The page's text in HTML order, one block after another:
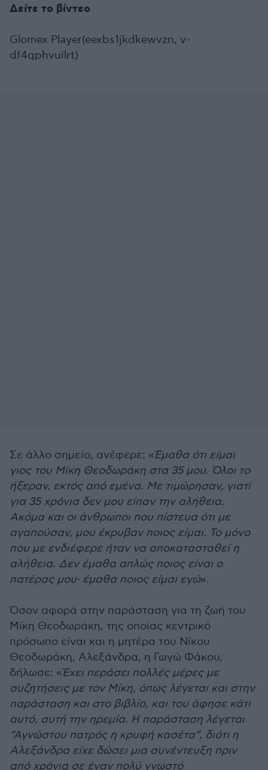
Δείτε το βίντεο
Glomex Player(eexbs1jkdkewvzn, v-
df4qphvuilrt)
Σε άλλο σημείο, ανέφερε: «Έμαθα ότι είμαι
γιος του Μίκη Θεοδωράκη στα 35 μου. Όλοι το
ήξεραν, εκτός από εμένα. Με τιμώρησαν, γιατί
για 35 χρόνια δεν μου είπαν την αλήθεια.
Ακόμα και οι άνθρωποι που πίστευα ότι με
αγαπούσαν, μου έκρυβαν ποιος είμαι. Το μόνο
που με ενδιέφερε ήταν να αποκατασταθεί η
αλήθεια. Δεν έμαθα απλώς ποιος είναι ο
πατέρας μου· έμαθα ποιος είμαι εγώ».
Όσον αφορά στην παράσταση για τη ζωή του
Μίκη Θεοδωράκη, της οποίας κεντρικό
πρόσωπο είναι και η μητέρα του Νίκου
Θεοδωράκη, Αλεξάνδρα, η Γωγώ Φάκου,
δήλωσε: «Έχει περάσει πολλές μέρες με
συζητήσεις με τον Μίκη, όπως λέγεται και στην
παράσταση και στο βιβλίο, και του άφησε κάτι
αυτό, αυτή την ηρεμία. Η παράσταση λέγεται
“Αγνώστου πατρός η κρυφή κασέτα”, διότι η
Αλεξάνδρα είχε δώσει μια συνέντευξη πριν
από χρόνια σε έναν πολύ γνωστό